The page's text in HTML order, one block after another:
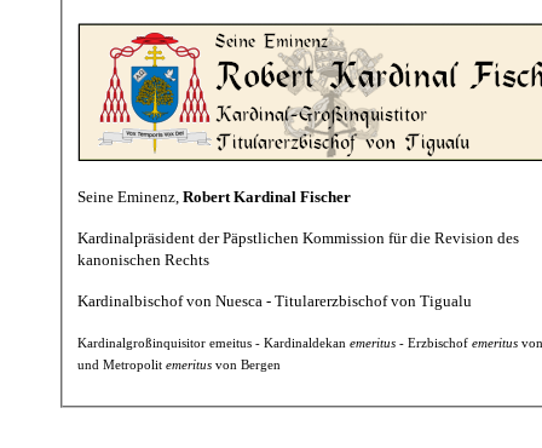
Seine Eminenz, Robert Kardinal Fischer
Kardinalpräsident der Päpstlichen Kommission für die Revision des
kanonischen Rechts
Kardinalbischof von Nuesca - Titularerzbischof von Tigualu
Kardinalgroßinquisitor emeitus - Kardinaldekan emeritus - Erzbischof emeritus
und Metropolit emeritus von Bergen